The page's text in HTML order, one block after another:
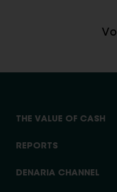
THE VALUE OF CASH
REPORTS
DENARIA CHANNEL